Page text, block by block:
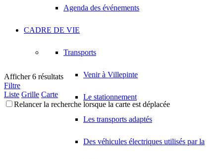
Agenda des événements
CADRE DE VIE
Transports
Venir à Villepinte
Le stationnement
Les transports adaptés
Des véhicules électriques utilisés par la
Afficher 6 résultats
Filtre
Liste Grille Carte
Relancer la recherche lorsque la carte est déplacée